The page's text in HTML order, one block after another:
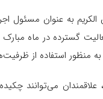
الکریم به عنوان مسئول
علاقمندان می‌توانند